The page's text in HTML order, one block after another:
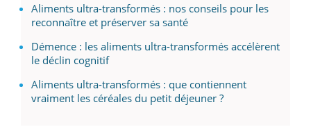
Aliments ultra-transformés : nos conseils pour les
reconnaître et préserver sa santé
Démence : les aliments ultra-transformés accélèrent
le déclin cognitif
Aliments ultra-transformés : que contiennent
vraiment les céréales du petit déjeuner ?